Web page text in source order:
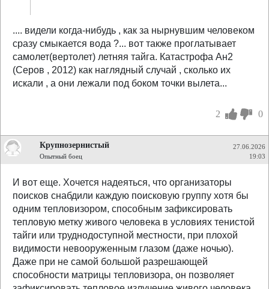
.... видели когда-нибудь , как за нырнувшим человеком
сразу смыкается вода ?... вот также проглатывает
самолет(вертолет) летняя тайга. Катастрофа Ан2
(Серов , 2012) как наглядный случай , сколько их
искали , а они лежали под боком точки вылета...
2 0
Крупнозернистый
Опытный боец
27.06.2026
19:03
И вот еще. Хочется надеяться, что организаторы
поисков снабдили каждую поисковую группу хотя бы
одним тепловизором, способным зафиксировать
тепловую метку живого человека в условиях тенистой
тайги или труднодоступной местности, при плохой
видимости невооруженным глазом (даже ночью).
Даже при не самой большой разрешающей
способности матрицы тепловизора, он позволяет